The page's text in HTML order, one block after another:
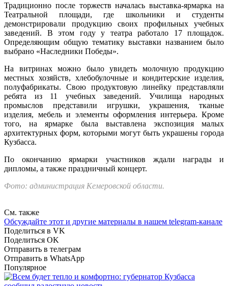
Традиционно после торжеств началась выставка-ярмарка на
Театральной площади, где школьники и студенты
демонстрировали продукцию своих профильных учебных
заведений. В этом году у театра работало 17 площадок.
Определяющим общую тематику выставки названием было
выбрано «Наследники Победы».
На витринах можно было увидеть молочную продукцию
местных хозяйств, хлебобулочные и кондитерские изделия,
полуфабрикаты. Свою продуктовую линейку представляли
ребята из 11 учебных заведений. Училища народных
промыслов представили игрушки, украшения, тканые
изделия, мебель и элементы оформления интерьера. Кроме
того, на ярмарке была выставлена экспозиция малых
архитектурных форм, которыми могут быть украшены города
Кузбасса.
По окончанию ярмарки участников ждали награды и
дипломы, а также праздничный концерт.
Фото: администрация Кемеровской области.
См. также
Обсуждайте этот и другие материалы в нашем telegram-канале
Поделиться в VK
Поделиться OK
Отправить в телеграм
Отправить в WhatsApp
Популярное